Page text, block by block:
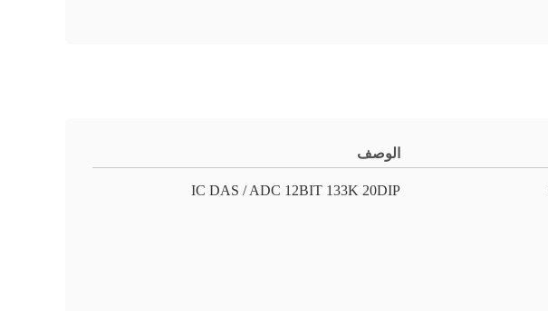
الوصف
IC DAS / ADC 12BIT 133K 20DIP